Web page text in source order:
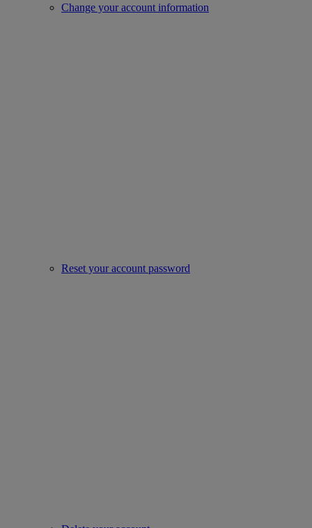
Change your account information
Reset your account password